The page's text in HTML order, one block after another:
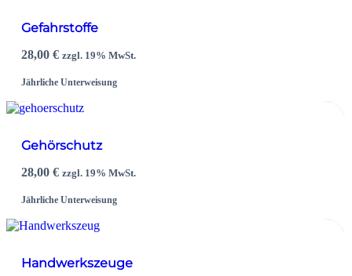
Gefahrstoffe
28,00€ zzgl. 19% MwSt.
Jährliche Unterweisung
Gehörschutz
28,00€ zzgl. 19% MwSt.
Jährliche Unterweisung
Handwerkszeuge